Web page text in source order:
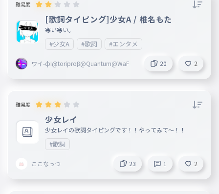
見えない線をつなごう
みえないせんをつなごう
僕ら見つけ合って手繰り合って
僕ら見つけ合って手繰り合って
040 おなじそら
輝くのだって二人だって
かがやくのだってふたりだって
難易度
[歌詞タイピング]少女A / 椎名もた
寒い寒い。
#少女A #歌詞 #エンタメ
ワイ-фI@toriproβ@Quantum@WaF 20 2
難易度
少女レイ
少女レイの歌詞タイピングです！！やってみて〜！！
#歌詞
ここなっつ 23 1 2